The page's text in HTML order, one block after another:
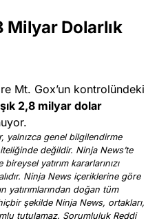
Milyar Dolarlık
Mt. Gox’un kontrolündeki
2,8 milyar dolar
yalnızca genel bilgilendirme
değildir. Ninja News’te
yatırım kararlarınızı
Ninja News içeriklerine göre
yatırımlarından doğan tüm
şekilde Ninja News, ortakları,
tutulamaz. Sorumluluk Reddi